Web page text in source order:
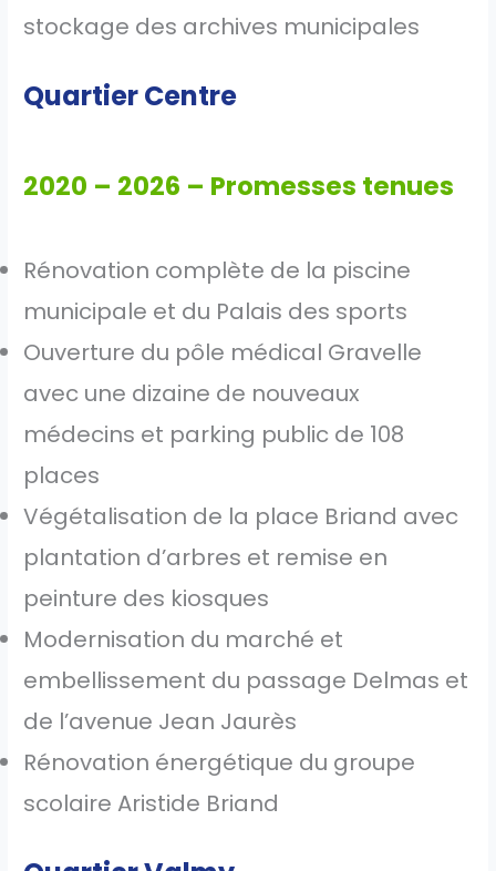
stockage des archives municipales
Quartier Centre
2020 – 2026 – Promesses tenues
Rénovation complète de la piscine
municipale et du Palais des sports
Ouverture du pôle médical Gravelle
avec une dizaine de nouveaux
médecins et parking public de 108
places
Végétalisation de la place Briand avec
plantation d’arbres et remise en
peinture des kiosques
Modernisation du marché et
embellissement du passage Delmas et
de l’avenue Jean Jaurès
Rénovation énergétique du groupe
scolaire Aristide Briand